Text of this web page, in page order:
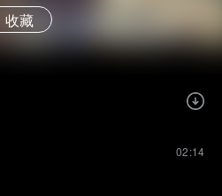
收藏
02:14